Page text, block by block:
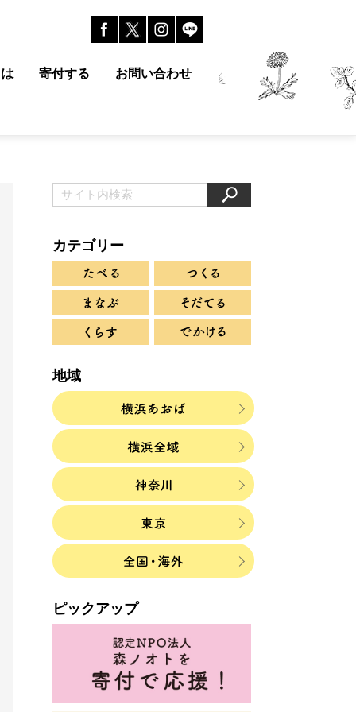
寄付する お問い合わせ
カテゴリー
地域
ピックアップ